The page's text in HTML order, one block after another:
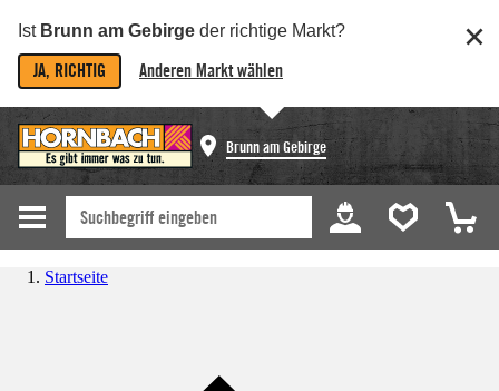
Ist Brunn am Gebirge der richtige Markt?
JA, RICHTIG Anderen Markt wählen
Brunn am Gebirge
Startseite